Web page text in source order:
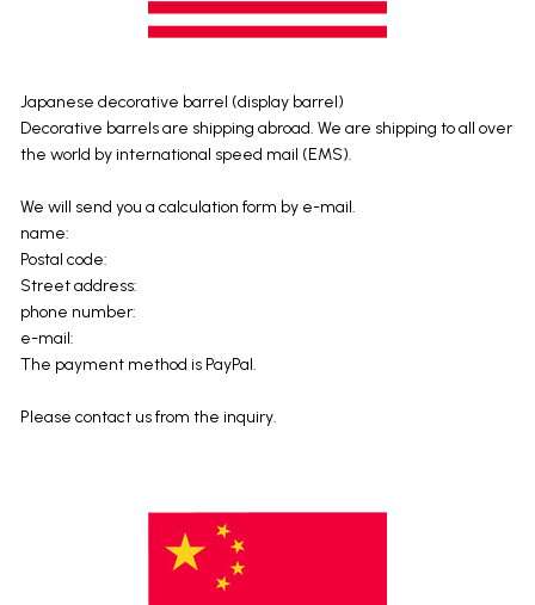
Japanese decorative barrel (display barrel)
Decorative barrels are shipping abroad. We are shipping to all over
the world by international speed mail (EMS).
We will send you a calculation form by e-mail.
name:
Postal code:
Street address:
phone number:
e-mail:
The payment method is PayPal.
Please contact us from the inquiry.